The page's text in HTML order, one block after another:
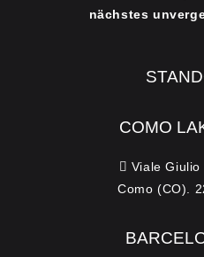
nächstes
COMO
Viale Giulio
Como (CO).